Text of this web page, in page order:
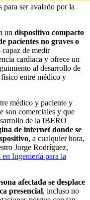
para ser avalado por la
un dispositivo compacto
pacientes no graves o
capaz de medir
cardiaca y ofrece un
al desarrollo de
entre médico y
médico y paciente y
son comerciales y que
de la IBERO
de internet donde se
, a cualquier hora,
Jorge Rodríguez,
Ingeniería para la
afectada se desplace
presencial, incluso no